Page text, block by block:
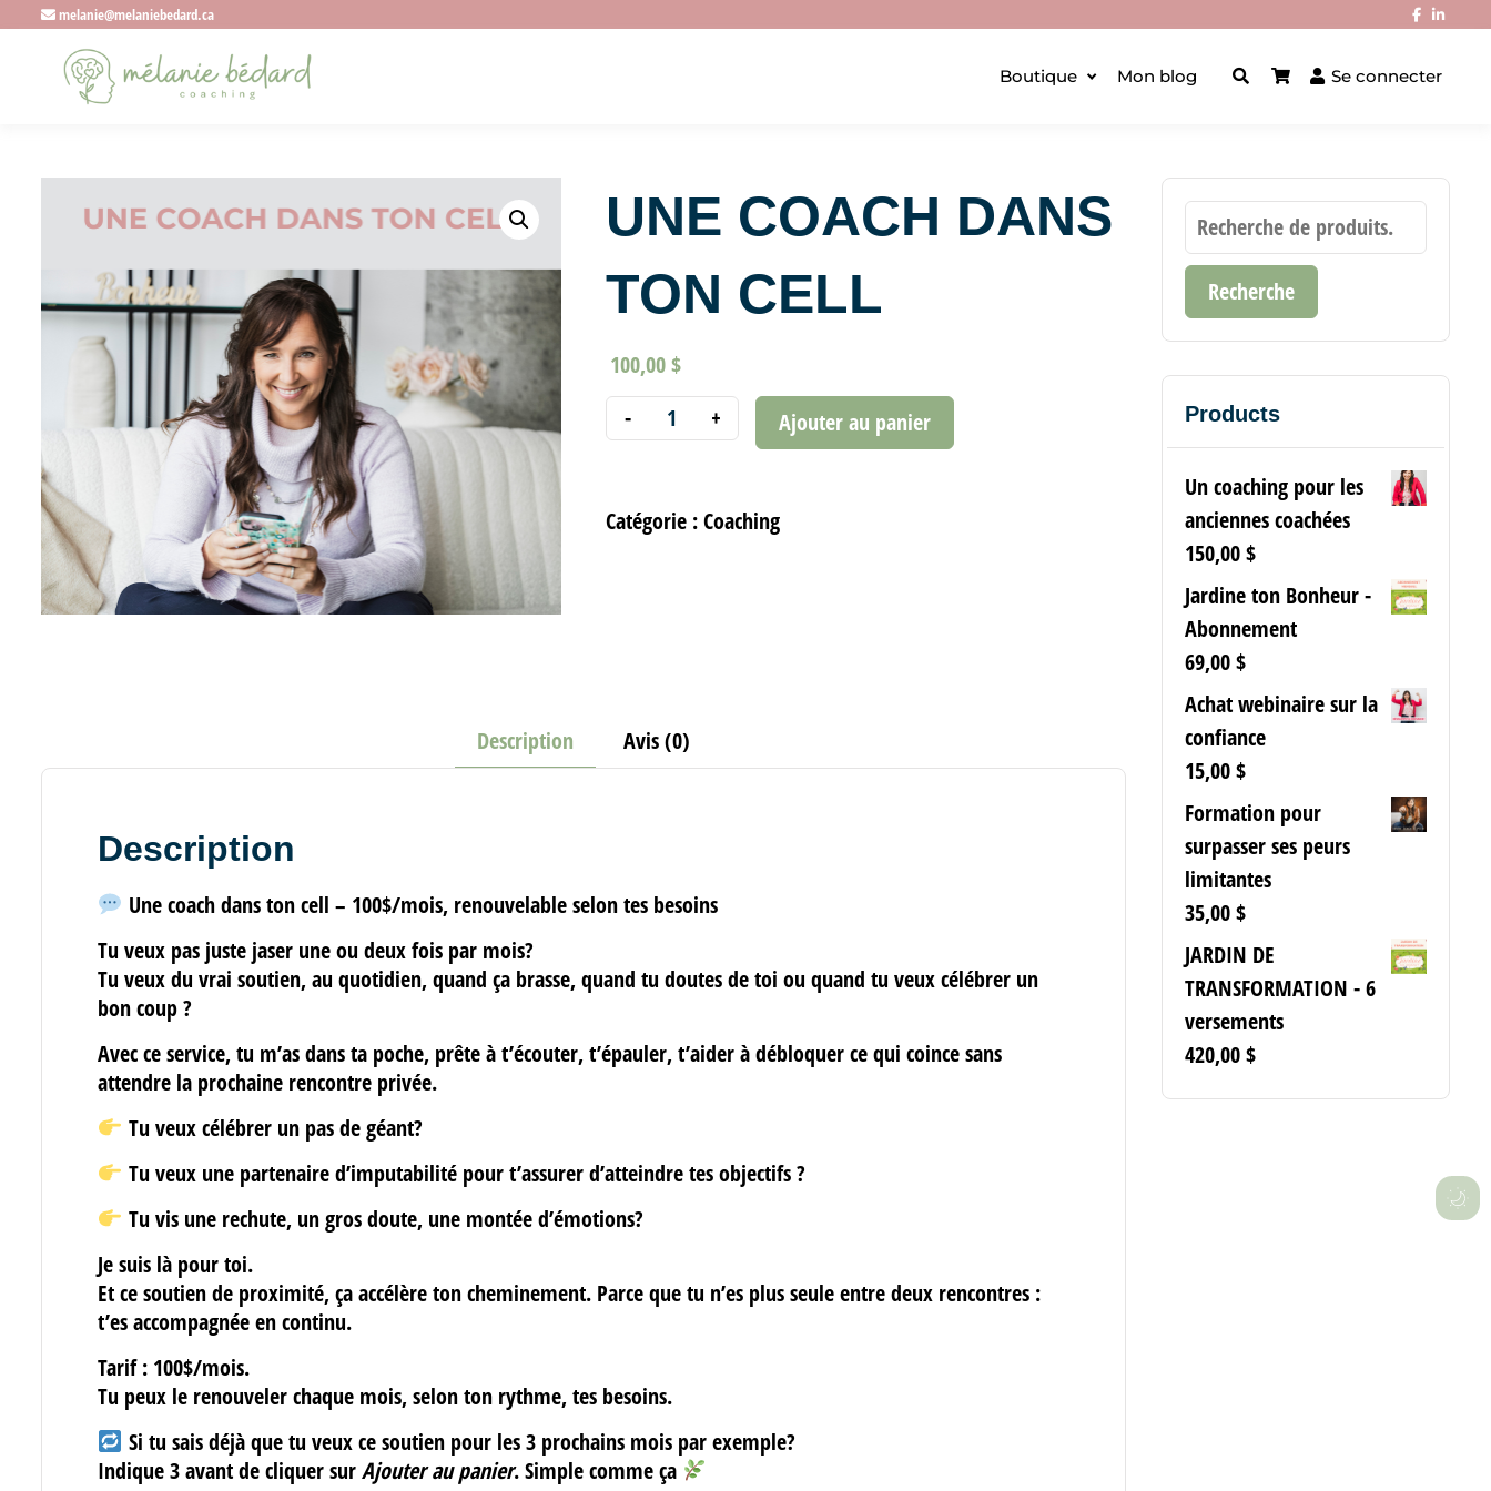
melanie@melaniebedard.ca
Boutique Mon blog Se connecter
UNE COACH DANS
TON CELL
100,00$
Ajouter au panier
Catégorie :Coaching
Description Avis (0)
Description
Une coach dans ton cell – 100$/mois, renouvelable selon tes besoins
Tu veux pas juste jaser une ou deux fois par mois?
Tu veuxdu vrai soutien,au quotidien, quand ça brasse, quand tu doutes de toi ou quand tu veux célébrer un
bon coup ?
Avec ce service, tu m’asdans ta poche, prête à t’écouter, t’épauler, t’aider à débloquer ce qui coincesans
attendre la prochaine rencontre privée.
Tu veux célébrer un pas de géant?
Tu veux une partenaire d’imputabilité pour t’assurer d’atteindre tes objectifs ?
Tu vis une rechute, un gros doute, une montée d’émotions?
Je suis là pour toi.
Et ce soutien de proximité, çaaccélère ton cheminement. Parce que tu n’es plus seule entre deux rencontres :
t’es accompagnéeen continu.
Tarif : 100$/mois.
Tu peux le renouveler chaque mois, selon ton rythme, tes besoins.
Si tu sais déjà que tu veux ce soutien pour les 3 prochains mois par exemple?
Indique3avant de cliquer surAjouter au panier. Simple comme ça
Recherche
Products
Un coaching pour les
anciennes coachées
150,00$
Jardine ton Bonheur -
Abonnement
69,00$
Achat webinaire sur la
confiance
15,00$
Formation pour
surpasser ses peurs
limitantes
35,00$
JARDIN DE
TRANSFORMATION - 6
versements
420,00$